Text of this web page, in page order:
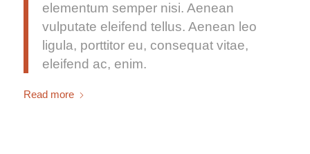
elementum semper nisi. Aenean
vulputate eleifend tellus. Aenean leo
ligula, porttitor eu, consequat vitae,
eleifend ac, enim.
Read more